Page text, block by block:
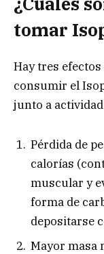
tomar
Hay tres
consumir el
junto a
Pérdida de
calorías
muscular y
forma de
depositarse
Mayor masa